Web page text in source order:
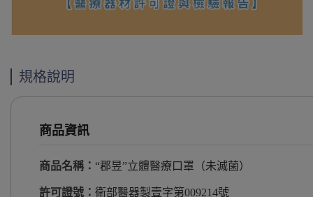
規格說明
商品資訊
商品名稱： “郡昱”立體醫療口罩（未滅菌）
許可證號： 衛部醫器製壹字第009214號